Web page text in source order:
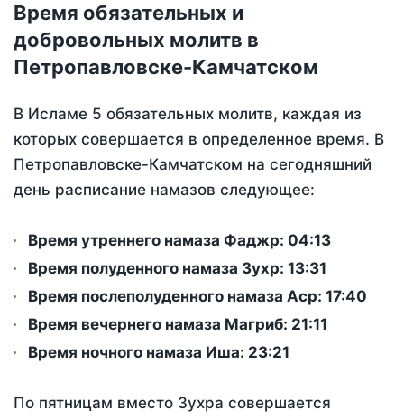
Время обязательных и
добровольных молитв в
Петропавловске-Камчатском
В Исламе 5 обязательных молитв, каждая из
которых совершается в определенное время. В
Петропавловске-Камчатском на сегодняшний
день расписание намазов следующее:
Время утреннего намаза Фаджр: 04:13
Время полуденного намаза Зухр: 13:31
Время послеполуденного намаза Аср: 17:40
Время вечернего намаза Магриб: 21:11
Время ночного намаза Иша: 23:21
По пятницам вместо Зухра совершается